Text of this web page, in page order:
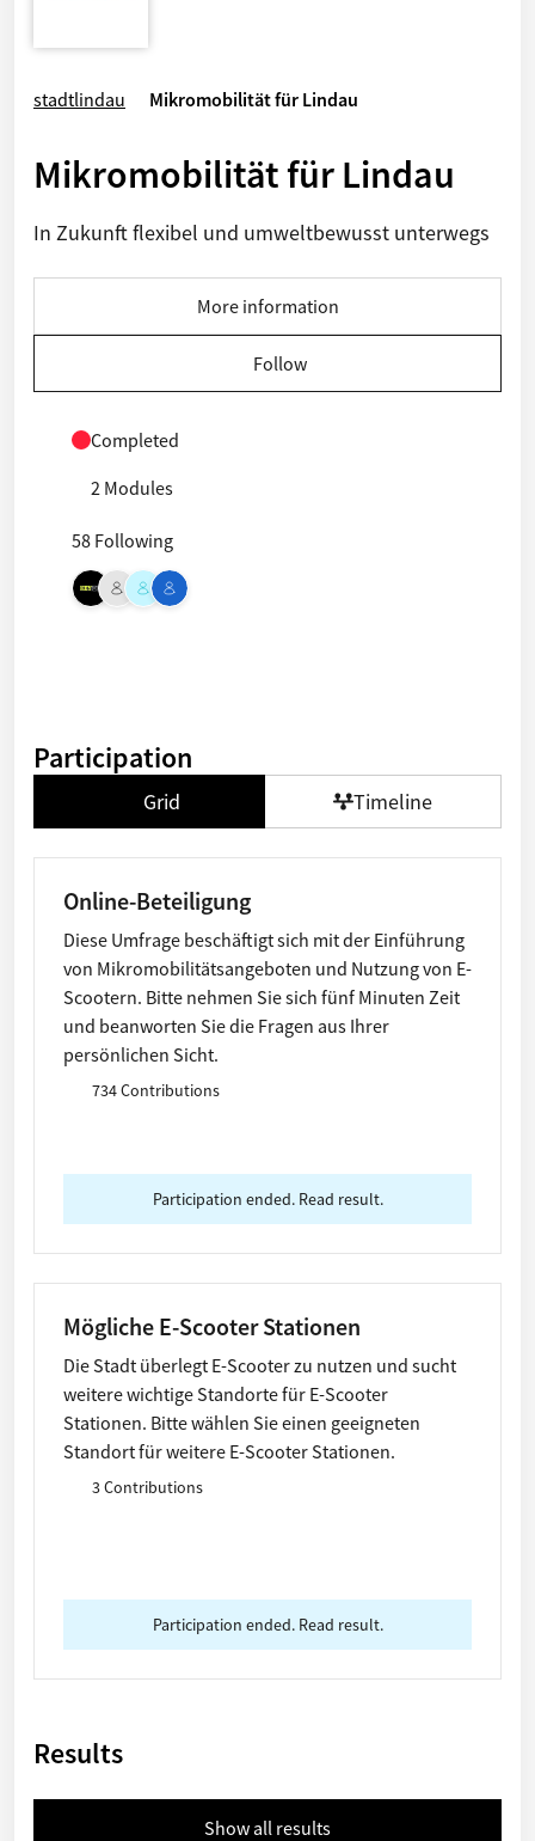
stadtlindau Mikromobilität für Lindau
Mikromobilität für Lindau
In Zukunft flexibel und umweltbewusst unterwegs
More information
Follow
Completed
2 Modules
58 Following
Participation
Grid Timeline
Online-Beteiligung
Diese Umfrage beschäftigt sich mit der Einführung
von Mikromobilitätsangeboten und Nutzung von E-
Scootern. Bitte nehmen Sie sich fünf Minuten Zeit
und beanworten Sie die Fragen aus Ihrer
persönlichen Sicht.
734 Contributions
Participation ended. Read result.
Mögliche E-Scooter Stationen
Die Stadt überlegt E-Scooter zu nutzen und sucht
weitere wichtige Standorte für E-Scooter
Stationen. Bitte wählen Sie einen geeigneten
Standort für weitere E-Scooter Stationen.
3 Contributions
Participation ended. Read result.
Results
Show all results